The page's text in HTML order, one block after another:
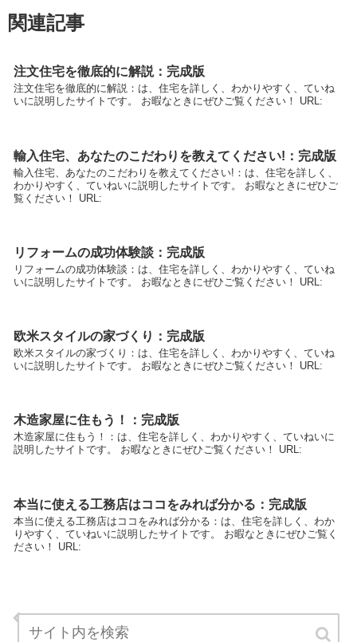
関連記事
注文住宅を徹底的に解説：完成版
注文住宅を徹底的に解説：は、住宅を詳しく、わかりやすく、ていね
いに説明したサイトです。 お暇なときにぜひご覧ください！ URL:
輸入住宅、あなたのこだわりを教えてください!：完成版
輸入住宅、あなたのこだわりを教えてください!：は、住宅を詳しく、
わかりやすく、ていねいに説明したサイトです。 お暇なときにぜひご
覧ください！ URL:
リフォームの成功体験談：完成版
リフォームの成功体験談：は、住宅を詳しく、わかりやすく、ていね
いに説明したサイトです。 お暇なときにぜひご覧ください！ URL:
欧米スタイルの家づくり：完成版
欧米スタイルの家づくり：は、住宅を詳しく、わかりやすく、ていね
いに説明したサイトです。 お暇なときにぜひご覧ください！ URL:
木造家屋に住もう！：完成版
木造家屋に住もう！：は、住宅を詳しく、わかりやすく、ていねいに
説明したサイトです。 お暇なときにぜひご覧ください！ URL:
本当に使える工務店はココをみれば分かる：完成版
本当に使える工務店はココをみれば分かる：は、住宅を詳しく、わか
りやすく、ていねいに説明したサイトです。 お暇なときにぜひご覧く
ださい！ URL:
粉骨でよそさまの遺骨と混ざらないの？：完成版